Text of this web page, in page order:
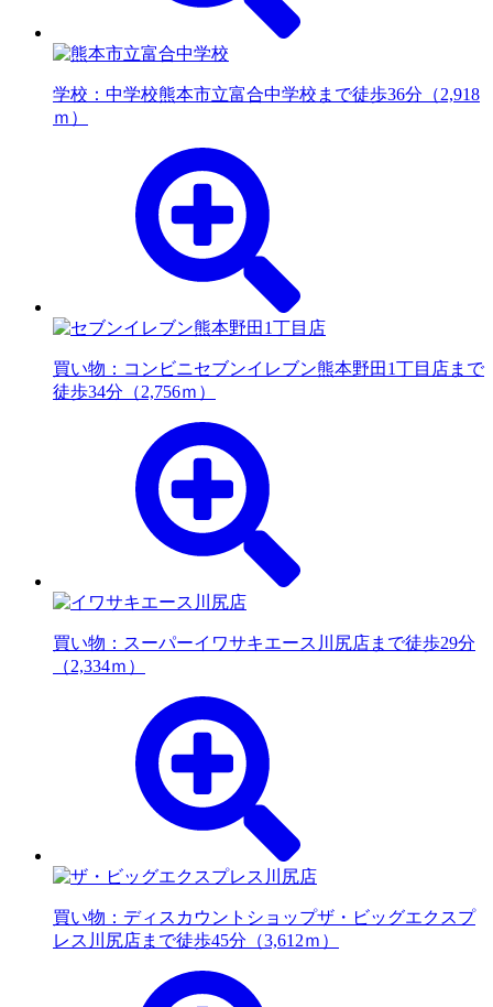
学校：中学校熊本市立富合中学校まで徒歩36分（2,918
ｍ）
買い物：コンビニセブンイレブン熊本野田1丁目店まで
徒歩34分（2,756ｍ）
買い物：スーパーイワサキエース川尻店まで徒歩29分
（2,334ｍ）
買い物：ディスカウントショップザ・ビッグエクスプ
レス川尻店まで徒歩45分（3,612ｍ）